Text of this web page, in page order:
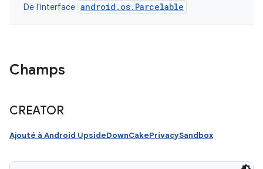
De l'interface android.os.Parcelable
Champs
CREATOR
Ajouté à Android UpsideDownCakePrivacySandbox